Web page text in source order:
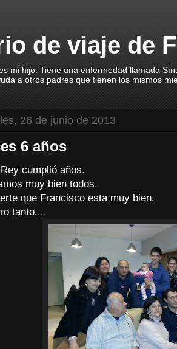
de viaje de
mi hijo. Tiene una enfermedad llamada
a otros padres que tienen los mismos
26 de junio de 2013
6 años
cumplió años.
muy bien todos.
que Francisco esta muy bien.
tanto....